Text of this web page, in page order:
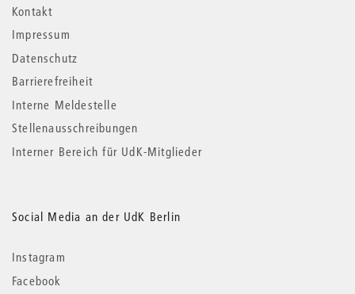
Kontakt
Impressum
Datenschutz
Barrierefreiheit
Interne Meldestelle
Stellenausschreibungen
Interner Bereich für UdK-Mitglieder
Social Media an der UdK Berlin
Instagram
Facebook